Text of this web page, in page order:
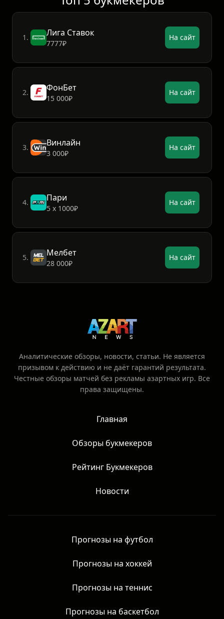
1. Лига Ставок
7777₽
На сайт
2. ФонБет
15 000₽
На сайт
3. Винлайн
3 000₽
На сайт
4. Пари
5 х 1000₽
На сайт
5. Мелбет
28 000₽
На сайт
Аналитические обзоры, новости, статьи. Не является
призывом к действию и не даёт гарантий результата.
Честные обзоры матчей без рекламы азартных игр. Все
права защищены.
Главная
Обзоры букмекеров
Рейтинг Букмекеров
Новости
Прогнозы на футбол
Прогнозы на хоккей
Прогнозы на теннис
Прогнозы на баскетбол